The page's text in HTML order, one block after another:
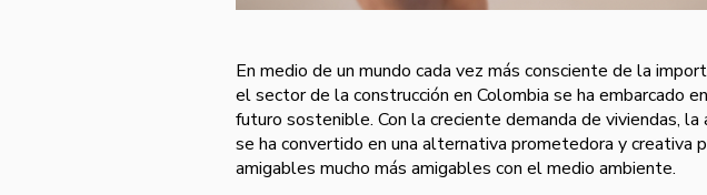
En medio de un mundo cada vez más consciente de la
el sector de la construcción en Colombia se ha embarcado
futuro sostenible. Con la creciente demanda de viviendas,
se ha convertido en una alternativa prometedora y creativa
amigables mucho más amigables con el medio ambiente.